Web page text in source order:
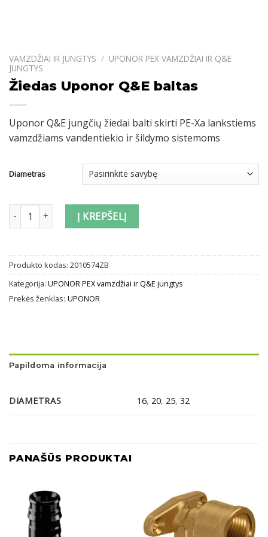
VAMZDŽIAI IR JUNGTYS / UPONOR PEX VAMZDŽIAI IR Q&E
JUNGTYS
Žiedas Uponor Q&E baltas
Uponor Q&E jungčių žiedai balti skirti PE-Xa lankstiems
vamzdžiams vandentiekio ir šildymo sistemoms
Diametras
produkto kiekis: Žiedas Uponor Q&E baltas
Į KREPŠELĮ
Produkto kodas: 2010574ZB
Kategorija: UPONOR PEX vamzdžiai ir Q&E jungtys
Prekės ženklas: UPONOR
Papildoma informacija
DIAMETRAS 16, 20, 25,32
PANAŠŪS PRODUKTAI